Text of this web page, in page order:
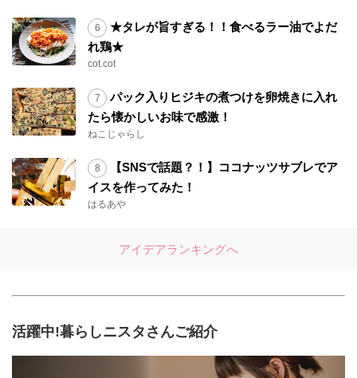
★タレが旨すぎる！！食べるラー油でよだ
れ鶏★
cot.cot
パック入りヒジキの煮つけを卵焼きに入れ
たら懐かしいお味で感激！
ねこじゃらし
【SNSで話題？！】ココナッツサブレでア
イスを作ってみた！
はるあや
アイデアランキングへ
活躍中!暮らしニスタさんご紹介